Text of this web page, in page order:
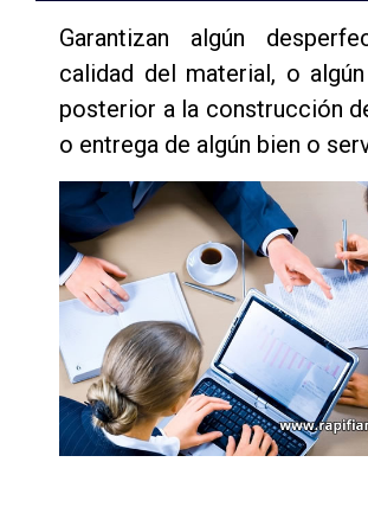
Garantizan algún
calidad del material, o
posterior a la construcción
o entrega de algún bien o